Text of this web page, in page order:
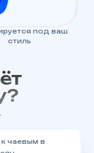
под ваш
стиль
к чаевым в